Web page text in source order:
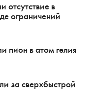
отсутствие в
ограничений
пион в атом гелия
за сверхбыстрой